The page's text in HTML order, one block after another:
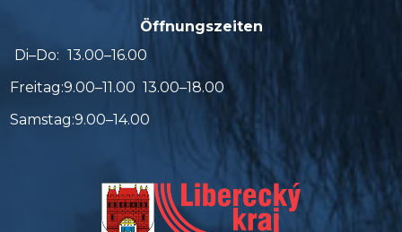
Öffnungszeiten
Di–Do: 13.00–16.00
Freitag:9.00–11.00 13.00–18.00
Samstag:9.00–14.00